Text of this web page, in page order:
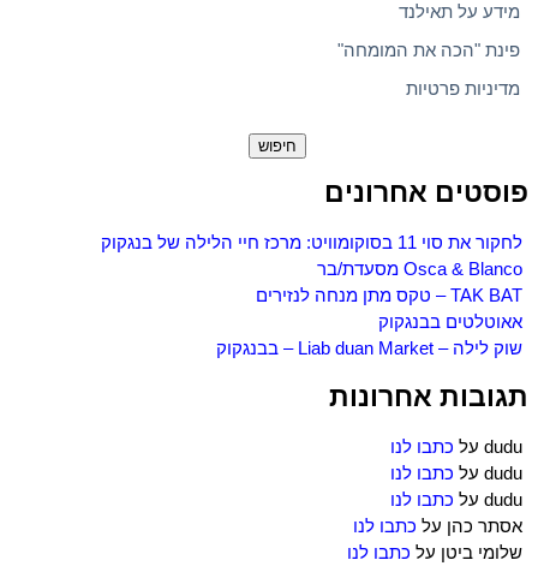
מידע על תאילנד
פינת "הכה את המומחה"
מדיניות פרטיות
פוסטים אחרונים
לחקור את סוי 11 בסוקומוויט: מרכז חיי הלילה של בנגקוק
Osca & Blanco מסעדת/בר
TAK BAT – טקס מתן מנחה לנזירים
אאוטלטים בבנגקוק
שוק לילה – Liab duan Market – בבנגקוק
תגובות אחרונות
dudu על כתבו לנו
dudu על כתבו לנו
dudu על כתבו לנו
אסתר כהן על כתבו לנו
שלומי ביטן על כתבו לנו